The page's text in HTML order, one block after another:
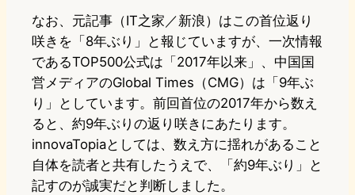
なお、元記事（IT之家／新浪）はこの首位返り
咲きを「8年ぶり」と報じていますが、一次情報
であるTOP500公式は「2017年以来」、中国国
営メディアのGlobal Times（CMG）は「9年ぶ
り」としています。前回首位の2017年から数え
ると、約9年ぶりの返り咲きにあたります。
innovaTopiaとしては、数え方に揺れがあること
自体を読者と共有したうえで、「約9年ぶり」と
記すのが誠実だと判断しました。